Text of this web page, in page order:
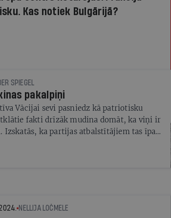
Kas notiek Bulgārijā?
SPIEGEL
pakalpiņi
Vācijai sevi pasniedz kā patriotisku
fakti drīzāk mudina domāt, ka viņi ir
Izskatās, ka partijas atbalstītājiem tas īpaši
NELLIJA LOČMELE